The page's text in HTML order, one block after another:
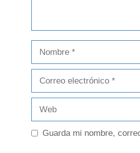
Guarda mi nombre,